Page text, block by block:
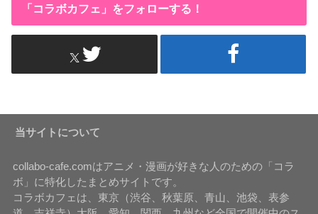
「コラボカフェ」をフォローする！
当サイトについて
collabo-cafe.comはアニメ・漫画が好きな人のための「コラ
ボ」に特化したまとめサイトです。
コラボカフェは、東京（渋谷、秋葉原、青山、池袋、表参